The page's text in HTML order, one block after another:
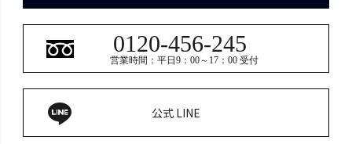
0120-456-245
営業時間：平日9：00～17：00 受付
公式 LINE